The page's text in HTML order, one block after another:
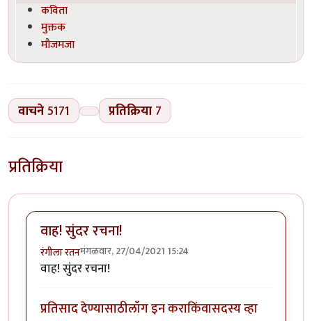
कविता
मुक्तक
मौजमजा
वाचने5171 प्रतिक्रिया 7
प्रतिक्रिया
वाह! सुंदर रचना!
रंगीला रतनमंगळवार, 27/04/2021 15:24
वाह! सुंदर रचना!
प्रतिसाद देण्यासाठीलॉग इन कराकिंवासदस्य व्हा